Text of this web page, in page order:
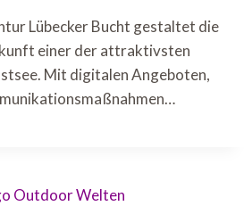
Lübecker Bucht gestaltet die
einer der attraktivsten
Mit digitalen Angeboten,